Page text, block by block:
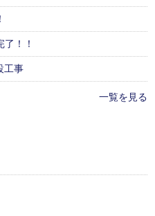
！！
工事
一覧を見る